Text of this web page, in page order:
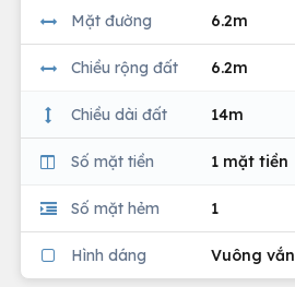
Mặt đường 6.2m
Chiều rộng đất 6.2m
Chiều dài đất 14m
Số mặt tiền 1 mặt tiền
Số mặt hẻm 1
Hình dáng Vuông vắn